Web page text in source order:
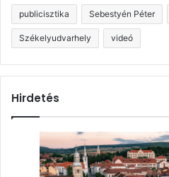
publicisztika Sebestyén Péter
Székelyudvarhely videó
Hirdetés